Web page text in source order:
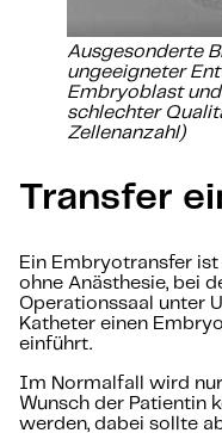
Ausgesonderte
ungeeigneter
Embryoblast
schlechter
Zellenanzahl)
Transfer
Ein Embryotransfer
ohne Anästhesie, bei
Operationssaal unter
Katheter einen
einführt.
Im Normalfall wird
Wunsch der Patientin
werden, dabei sollte